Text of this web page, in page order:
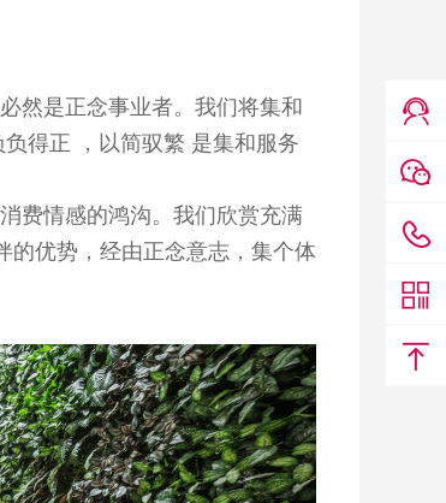
然是正念事业者。我们将集和
得正 ，以简驭繁 是集和服务
费情感的鸿沟。我们欣赏充满
的优势，经由正念意志，集个体